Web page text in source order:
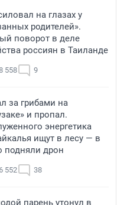
на глазах у
родителей».
поворот в деле
россиян в Таиланде
558 9
за грибами на
и пропал.
энергетика
ищут в лесу — в
подняли дрон
6 552 38
парень утонул в